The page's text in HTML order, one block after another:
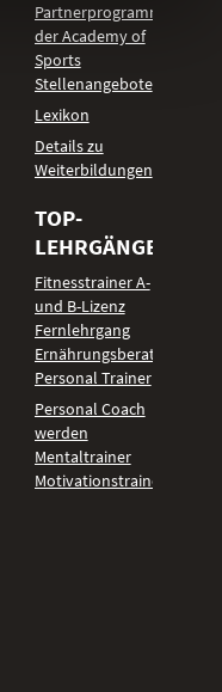
Partnerprogramm
der Academy of
Sports
Stellenangebote
Lexikon
Details zu
Weiterbildungen
TOP-
LEHRGÄNGE
Fitnesstrainer A-
und B-Lizenz
Fernlehrgang
Ernährungsberater
Personal Trainer
Personal Coach
werden
Mentaltrainer
Motivationstrainer